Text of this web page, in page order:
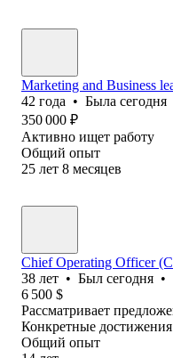
Marketing and Business
42 года • Была сегодня
350 000 ₽
Активно ищет работу
Общий опыт
25 лет 8 месяцев
Chief Operating Officer
38 лет • Был сегодня •
6 500 $
Рассматривает
Конкретные достижения
Общий опыт